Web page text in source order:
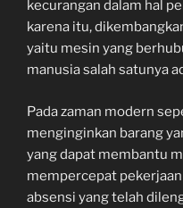
kecurangan dalam hal
karena itu,
yaitu mesin yang
manusia salah satunya
Pada zaman modern
menginginkan barang
yang dapat membantu
mempercepat
absensi yang telah